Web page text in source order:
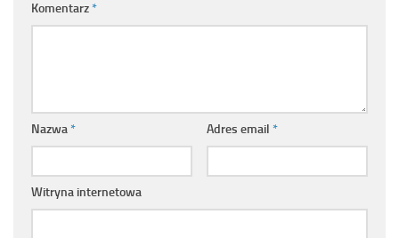
Komentarz*
Nazwa* Adres email *
Witryna internetowa